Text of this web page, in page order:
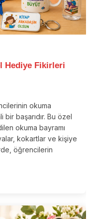
Hediye Fikirleri
okuma
bir başarıdır. Bu özel
okuma bayramı
kokartlar ve kişiye
öğrencilerin